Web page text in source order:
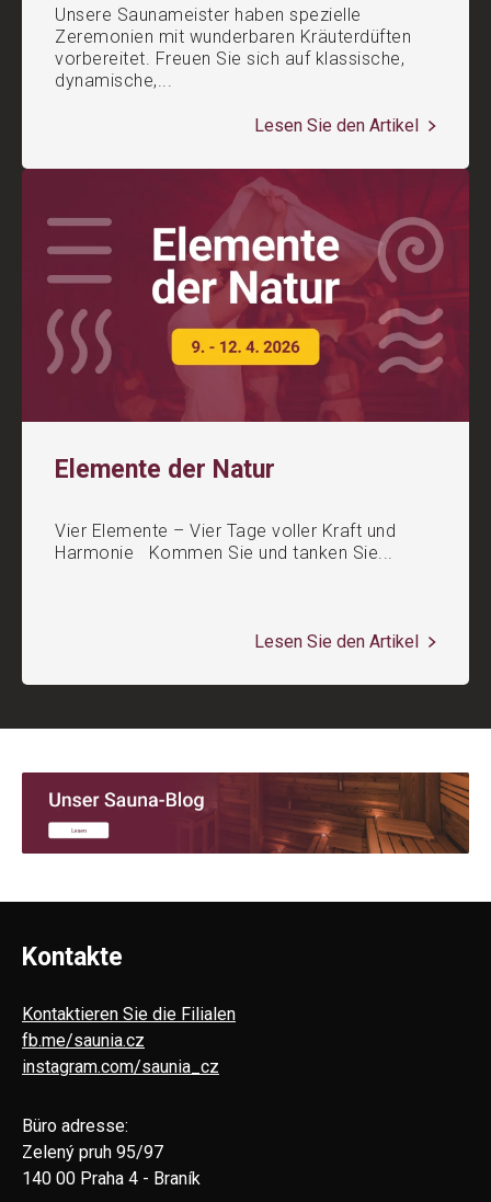
Unsere Saunameister haben spezielle
Zeremonien mit wunderbaren Kräuterdüften
vorbereitet. Freuen Sie sich auf klassische,
dynamische,...
Lesen Sie den Artikel
Elemente der Natur
Vier Elemente – Vier Tage voller Kraft und
Harmonie Kommen Sie und tanken Sie...
Lesen Sie den Artikel
Kontakte
Kontaktieren Sie die Filialen
fb.me/saunia.cz
instagram.com/saunia_cz
Büro adresse:
Zelený pruh 95/97
140 00 Praha 4 - Braník